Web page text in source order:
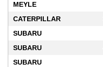
MEYLE
CATERPILLAR
SUBARU
SUBARU
SUBARU